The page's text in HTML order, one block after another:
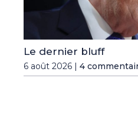
Le dernier bluff
6 août 2026 | 4